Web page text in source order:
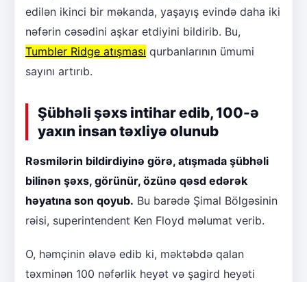
edilən ikinci bir məkanda, yaşayış evində daha iki
nəfərin cəsədini aşkar etdiyini bildirib. Bu,
Tumbler Ridge atışması qurbanlarının ümumi
sayını artırıb.
Şübhəli şəxs intihar edib, 100-ə
yaxın insan təxliyə olunub
Rəsmilərin bildirdiyinə görə, atışmada şübhəli
bilinən şəxs, görünür, özünə qəsd edərək
həyatına son qoyub. Bu barədə Şimal Bölgəsinin
rəisi, superintendent Ken Floyd məlumat verib.
O, həmçinin əlavə edib ki, məktəbdə qalan
təxminən 100 nəfərlik heyət və şagird heyəti